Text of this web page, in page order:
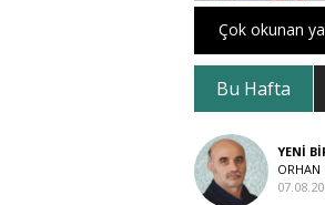
Çok okunan
Bu Hafta
YENİ
ORHAN